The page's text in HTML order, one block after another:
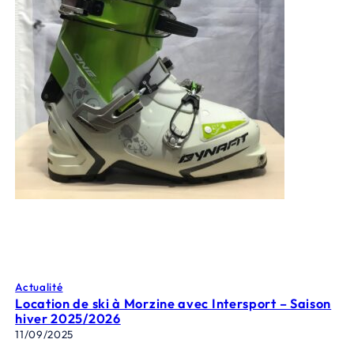
Actualité
Location de ski à Morzine avec Intersport – Saison
hiver 2025/2026
11/09/2025